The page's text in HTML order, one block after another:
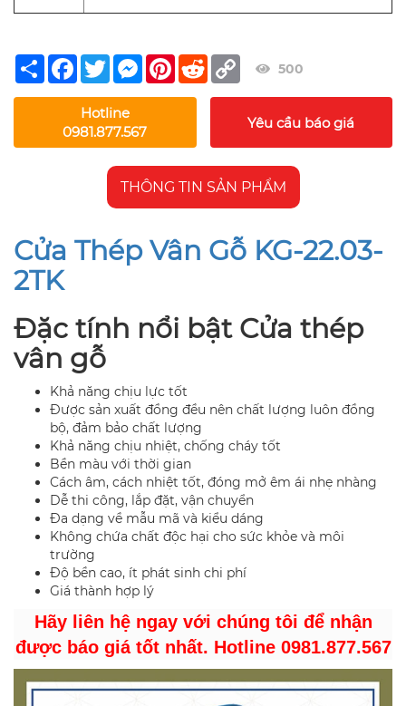
Share Facebook
TwitterMessengerPinterest
Reddit Copy
Link
500
Hotline
0981.877.567
Yêu cầu báo giá
THÔNG TIN SẢN PHẨM
Cửa Thép Vân Gỗ KG-22.03-
2TK
Đặc tính nổi bật Cửa thép
vân gỗ
Khả năng chịu lực tốt
Được sản xuất đồng đều nên chất lượng luôn đồng
bộ, đảm bảo chất lượng
Khả năng chịu nhiệt, chống cháy tốt
Bền màu với thời gian
Cách âm, cách nhiệt tốt, đóng mở êm ái nhẹ nhàng
Dễ thi công, lắp đặt, vận chuyển
Đa dạng về mẫu mã và kiểu dáng
Không chứa chất độc hại cho sức khỏe và môi
trường
Độ bền cao, ít phát sinh chi phí
Giá thành hợp lý
Hãy liên hệ ngay với chúng tôi để nhận
được báo giá tốt nhất. Hotline 0981.877.567